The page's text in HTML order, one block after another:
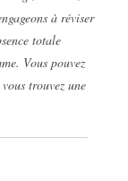
à réviser
totale
Vous pouvez
trouvez une